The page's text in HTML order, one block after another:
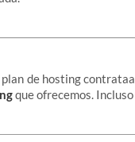
de hosting
que ofrecemos.